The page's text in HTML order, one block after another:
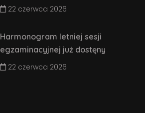
22 czerwca 2026
Harmonogram letniej sesji
egzaminacyjnej już dostęny
22 czerwca 2026